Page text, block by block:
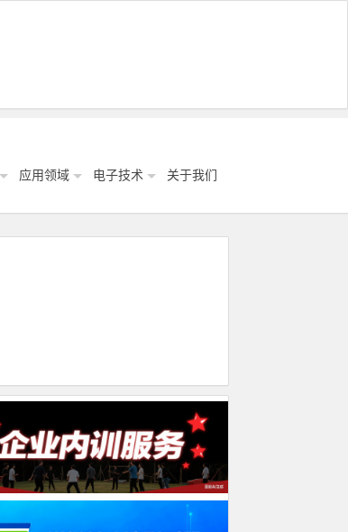
应用领域 电子技术 关于我们